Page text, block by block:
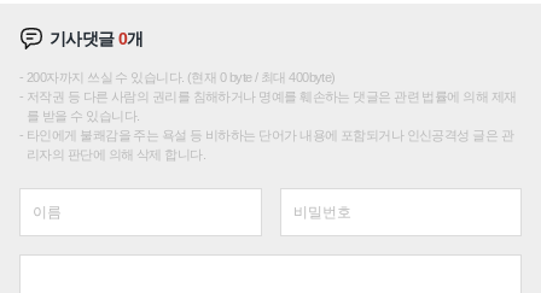
기사댓글0개
200자까지 쓰실 수 있습니다. (현재 0 byte / 최대 400byte)
저작권 등 다른 사람의 권리를 침해하거나 명예를 훼손하는 댓글은 관련 법률에 의해 제재
를 받을 수 있습니다.
타인에게 불쾌감을 주는 욕설 등 비하하는 단어가 내용에 포함되거나 인신공격성 글은 관
리자의 판단에 의해 삭제 합니다.